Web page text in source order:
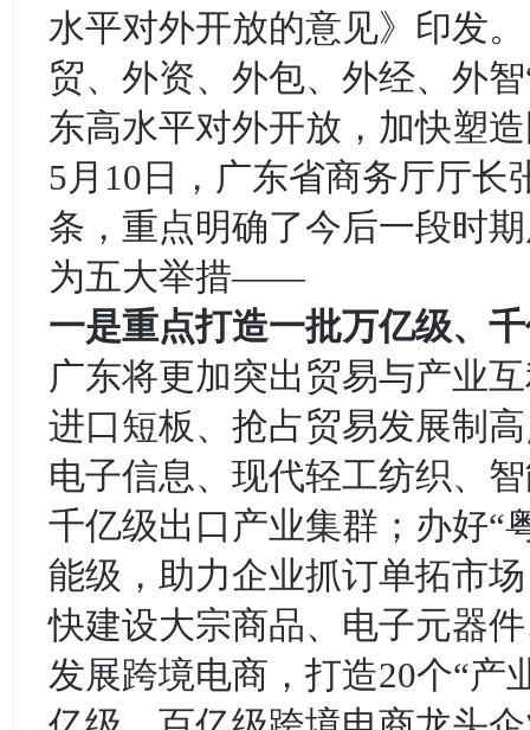
水平对外开放的意见》印发
贸、外资、外包、外经、外
东高水平对外开放，加快塑
5月10日，广东省商务厅厅长
条，重点明确了今后一段时
为五大举措——
一是重点打造一批万亿级、
广东将更加突出贸易与产业
进口短板、抢占贸易发展制
电子信息、现代轻工纺织、
千亿级出口产业集群；办好“
能级，助力企业抓订单拓市
快建设大宗商品、电子元器
发展跨境电商，打造20个“产